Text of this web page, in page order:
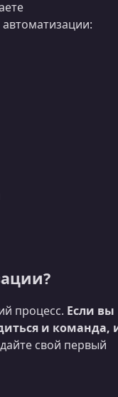
процесс. Если вы
и команда,
свой первый